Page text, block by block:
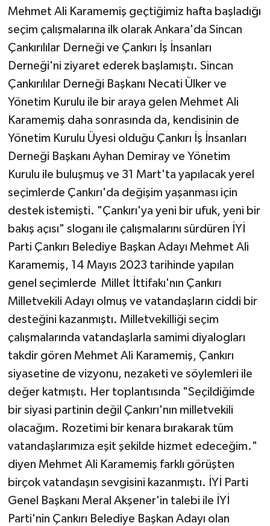
Mehmet Ali Karamemiş geçtiğimiz hafta başladığı
seçim çalışmalarına ilk olarak Ankara'da Sincan
Çankırılılar Derneği ve Çankırı İş İnsanları
Derneği'ni ziyaret ederek başlamıştı. Sincan
Çankırılılar Derneği Başkanı Necati Ülker ve
Yönetim Kurulu ile bir araya gelen Mehmet Ali
Karamemiş daha sonrasında da, kendisinin de
Yönetim Kurulu Üyesi olduğu Çankırı İş İnsanları
Derneği Başkanı Ayhan Demiray ve Yönetim
Kurulu ile buluşmuş ve 31 Mart'ta yapılacak yerel
seçimlerde Çankırı'da değişim yaşanması için
destek istemişti. "Çankırı'ya yeni bir ufuk, yeni bir
bakış açısı" sloganı ile çalışmalarını sürdüren İYİ
Parti Çankırı Belediye Başkan Adayı Mehmet Ali
Karamemiş, 14 Mayıs 2023 tarihinde yapılan
genel seçimlerde Millet İttifakı'nın Çankırı
Milletvekili Adayı olmuş ve vatandaşların ciddi bir
desteğini kazanmıştı. Milletvekilliği seçim
çalışmalarında vatandaşlarla samimi diyalogları
takdir gören Mehmet Ali Karamemiş, Çankırı
siyasetine de vizyonu, nezaketi ve söylemleri ile
değer katmıştı. Her toplantısında "Seçildiğimde
bir siyasi partinin değil Çankırı'nın milletvekili
olacağım. Rozetimi bir kenara bırakarak tüm
vatandaşlarımıza eşit şekilde hizmet edeceğim."
diyen Mehmet Ali Karamemiş farklı görüşten
birçok vatandaşın sevgisini kazanmıştı. İYİ Parti
Genel Başkanı Meral Akşener'in talebi ile İYİ
Parti'nin Çankırı Belediye Başkan Adayı olan